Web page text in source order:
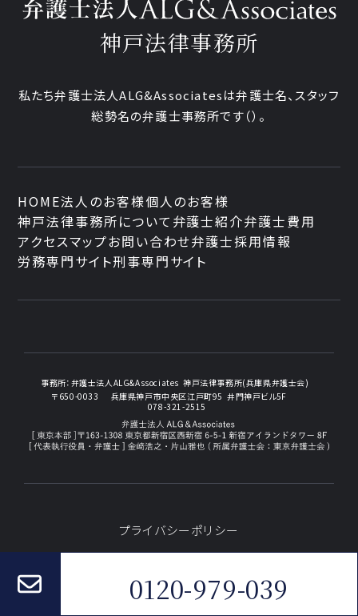
0120-979-039
神戸法律事務所
私たち弁護士法人ALG&Associatesは弁護士名、 スタッフ
総勢名の弁護士事務所です（）。
HOME法人のお客様個人のお客様
神戸法律事務所について 弁護士紹介弁護士費用
アクセスマップお問い合わせ弁護士採用情報
労務専門サイト刑事専門サイト
事務所： 弁護士法人ALG&Associates 神戸法律事務所(兵庫県弁護士会)
〒650-0033
兵庫県神戸市中央区江戸町95 井門神戸ビル5F
078-321-2515
プライバシーポリシー
© 2026 弁護士法人ALG&Associates神戸法律事務所